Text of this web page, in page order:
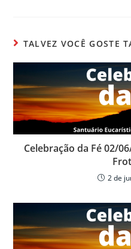
s
A
p
p
e
b
o
o
k
er p
ar
til
h
ar
TALVEZ VOCÊ GOSTE
Celebração da Fé 02/
2 de